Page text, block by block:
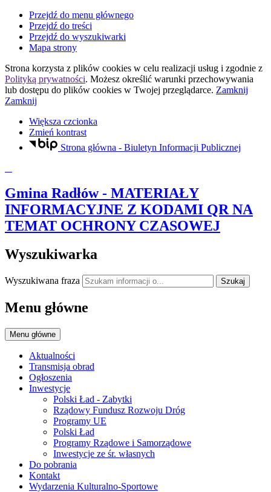
Przejdź do menu głównego
Przejdź do treści
Przejdź do wyszukiwarki
Mapa strony
Strona korzysta z plików cookies w celu realizacji usług i zgodnie z
Polityką prywatności. Możesz określić warunki przechowywania
lub dostępu do plików cookies w Twojej przeglądarce. Zamknij
Zamknij
Większa czcionka
Zmień kontrast
Strona główna - Biuletyn Informacji Publicznej
Gmina Radłów- MATERIAŁY
INFORMACYJNE Z KODAMI QR NA
TEMAT OCHRONY CZASOWEJ
Wyszukiwarka
Wyszukiwana fraza Szukaj
Menu główne
Menu główne
Aktualności
Transmisja obrad
Ogłoszenia
Inwestycje
Polski Ład - Zabytki
Rządowy Fundusz Rozwoju Dróg
Programy UE
Polski Ład
Programy Rządowe i Samorządowe
Inwestycje ze śr. własnych
Do pobrania
Kontakt
Wydarzenia Kulturalno-Sportowe